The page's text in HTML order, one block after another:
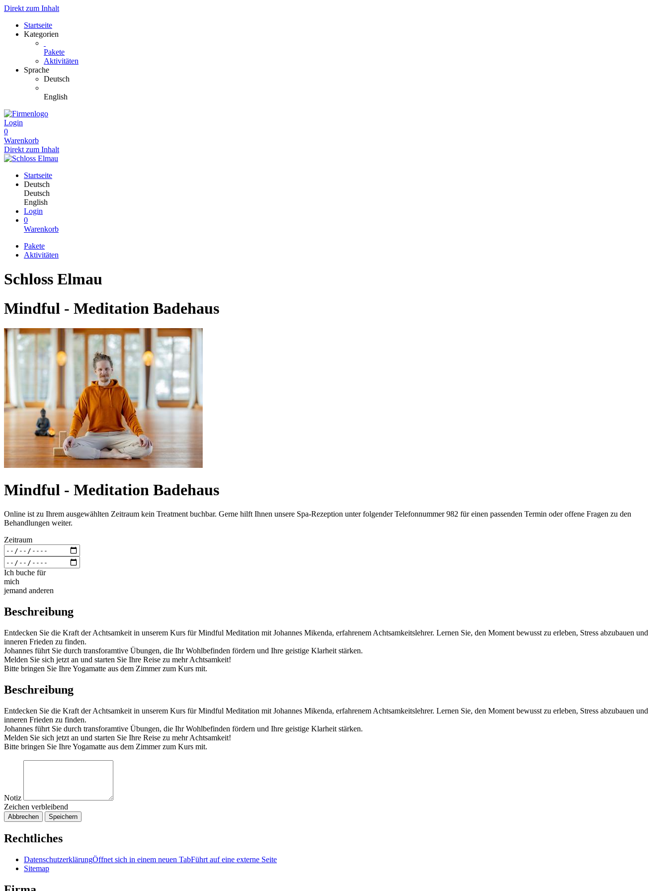
Direkt zum Inhalt
Startseite
Kategorien
Pakete
Aktivitäten
Sprache
Deutsch
English
Login
0
Warenkorb
Direkt zum Inhalt
Startseite
Deutsch
Deutsch
English
Login
0
Warenkorb
Pakete
Aktivitäten
Schloss Elmau
Mindful - Meditation Badehaus
Mindful - Meditation Badehaus
Online ist zu Ihrem ausgewählten Zeitraum kein Treatment buchbar. Gerne hilft Ihnen unsere Spa-Rezeption unter folgender Telefonnummer 982 für einen passenden Termin oder offene Fragen zu den
Behandlungen weiter.
Zeitraum
Ich buche für
mich
jemand anderen
Beschreibung
Entdecken Sie die Kraft der Achtsamkeit in unserem Kurs für Mindful Meditation mit Johannes Mikenda, erfahrenem Achtsamkeitslehrer. Lernen Sie, den Moment bewusst zu erleben, Stress abzubauen und
inneren Frieden zu finden.
Johannes führt Sie durch transforamtive Übungen, die Ihr Wohlbefinden fördern und Ihre geistige Klarheit stärken.
Melden Sie sich jetzt an und starten Sie Ihre Reise zu mehr Achtsamkeit!
Bitte bringen Sie Ihre Yogamatte aus dem Zimmer zum Kurs mit.
Beschreibung
Entdecken Sie die Kraft der Achtsamkeit in unserem Kurs für Mindful Meditation mit Johannes Mikenda, erfahrenem Achtsamkeitslehrer. Lernen Sie, den Moment bewusst zu erleben, Stress abzubauen und
inneren Frieden zu finden.
Johannes führt Sie durch transforamtive Übungen, die Ihr Wohlbefinden fördern und Ihre geistige Klarheit stärken.
Melden Sie sich jetzt an und starten Sie Ihre Reise zu mehr Achtsamkeit!
Bitte bringen Sie Ihre Yogamatte aus dem Zimmer zum Kurs mit.
Notiz
Zeichen verbleibend
Abbrechen Speichern
Rechtliches
DatenschutzerklärungÖffnet sich in einem neuen TabFührt auf eine externe Seite
Sitemap